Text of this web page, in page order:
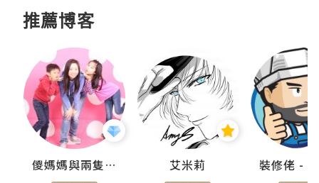
推薦博客
儍媽媽與兩隻小魔怪之家 艾米莉